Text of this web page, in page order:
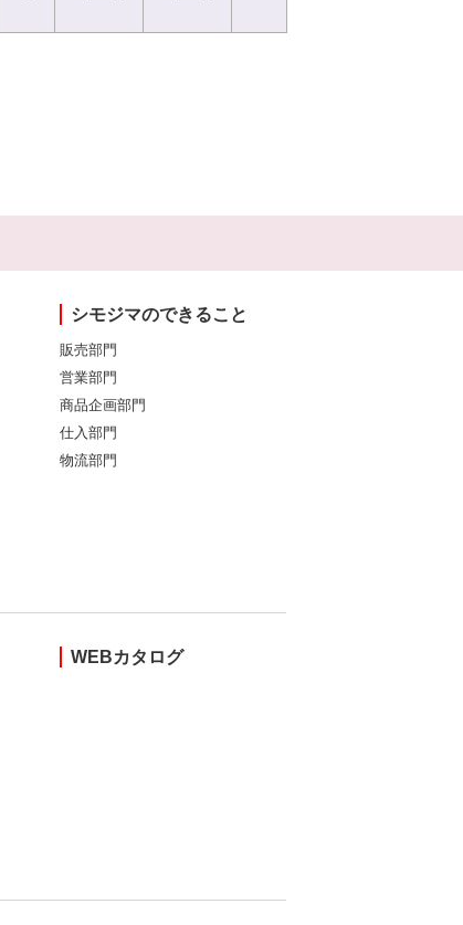
シモジマのできること
販売部門
営業部門
商品企画部門
仕入部門
物流部門
WEBカタログ